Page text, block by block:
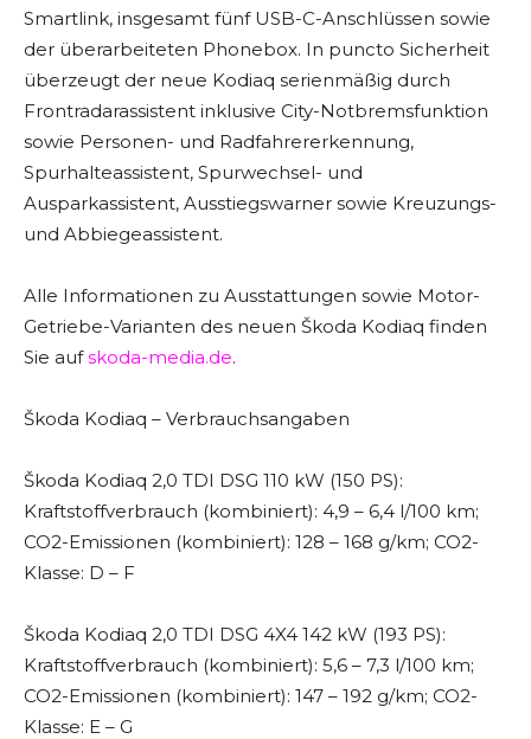
Smartlink, insgesamt fünf USB-C-Anschlüssen sowie
der überarbeiteten Phonebox. In puncto Sicherheit
überzeugt der neue Kodiaq serienmäßig durch
Frontradarassistent inklusive City-Notbremsfunktion
sowie Personen- und Radfahrererkennung,
Spurhalteassistent, Spurwechsel- und
Ausparkassistent, Ausstiegswarner sowie Kreuzungs-
und Abbiegeassistent.
Alle Informationen zu Ausstattungen sowie Motor-
Getriebe-Varianten des neuen Škoda Kodiaq finden
Sie aufskoda-media.de.
Škoda Kodiaq – Verbrauchsangaben
Škoda Kodiaq 2,0 TDI DSG 110 kW (150 PS):
Kraftstoffverbrauch (kombiniert): 4,9 – 6,4 l/100 km;
CO2-Emissionen (kombiniert): 128 – 168 g/km; CO2-
Klasse: D – F
Škoda Kodiaq 2,0 TDI DSG 4X4 142 kW (193 PS):
Kraftstoffverbrauch (kombiniert): 5,6 – 7,3 l/100 km;
CO2-Emissionen (kombiniert): 147 – 192 g/km; CO2-
Klasse: E – G